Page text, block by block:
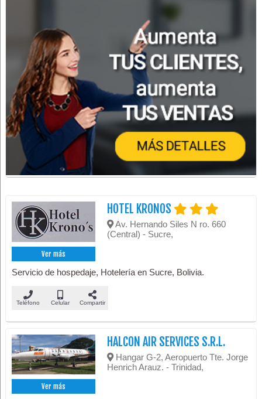
Ver más
HOTEL KRONOS
Av. Hernando Siles N ro. 660
(Central) - Sucre,
Servicio de hospedaje, Hotelería en Sucre, Bolivia.
Teléfono Celular Compartir
Ver más
HALCON AIR SERVICES S.R.L.
Hangar G-2, Aeropuerto Tte. Jorge
Henrich Arauz. - Trinidad,